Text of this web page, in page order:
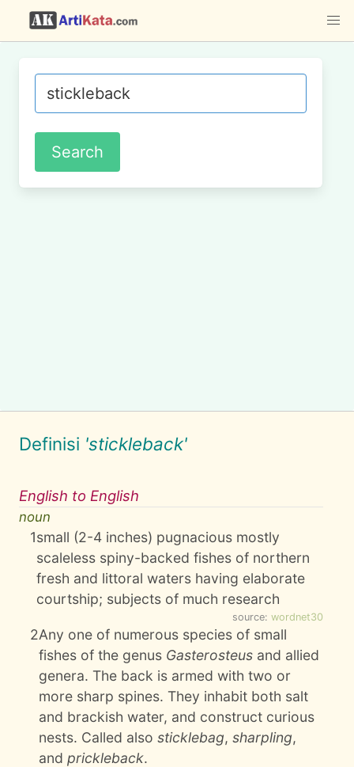
Definisi 'stickleback'
English to English
noun
1small (2-4 inches) pugnacious mostly
scaleless spiny-backed fishes of northern
fresh and littoral waters having elaborate
courtship; subjects of much research
source: wordnet30
2Any one of numerous species of small
fishes of the genus Gasterosteus and allied
genera. The back is armed with two or
more sharp spines. They inhabit both salt
and brackish water, and construct curious
nests. Called alsosticklebag,sharpling,
andprickleback.